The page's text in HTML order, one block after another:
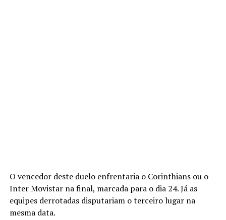
O vencedor deste duelo enfrentaria o Corinthians ou o
Inter Movistar na final, marcada para o dia 24. Já as
equipes derrotadas disputariam o terceiro lugar na
mesma data.